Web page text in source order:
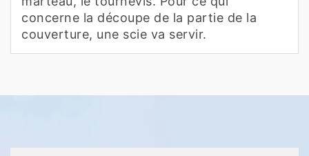
concerne la découpe de la partie de la
couverture, une scie va servir.